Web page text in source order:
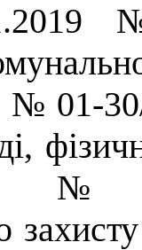
№01-